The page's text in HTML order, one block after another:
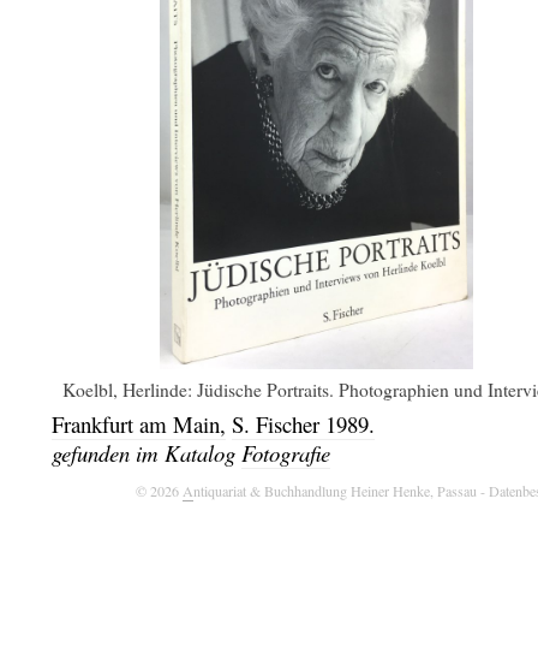
Koelbl, Herlinde: Jüdische Portraits. Photographien und
Frankfurt am Main, S. Fischer 1989.
gefunden im Katalog Fotografie
© 2026 Antiquariat & Buchhandlung Heiner Henke, Passau -